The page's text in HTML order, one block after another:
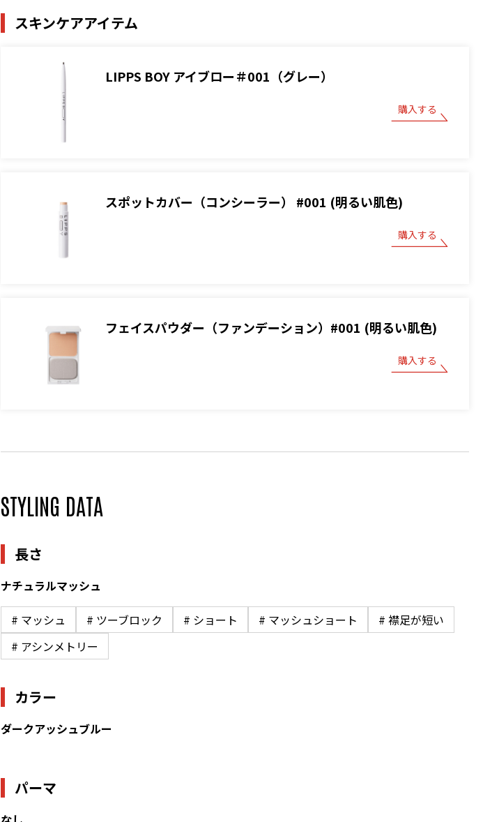
スキンケアアイテム
LIPPS BOY アイブロー＃001（グレー）
購入する
スポットカバー（コンシーラー） #001 (明るい肌色)
購入する
フェイスパウダー（ファンデーション）#001 (明るい肌色)
購入する
STYLING DATA
長さ
ナチュラルマッシュ
# マッシュ # ツーブロック # ショート # マッシュショート
# 襟足が短い
# アシンメトリー
カラー
ダークアッシュブルー
パーマ